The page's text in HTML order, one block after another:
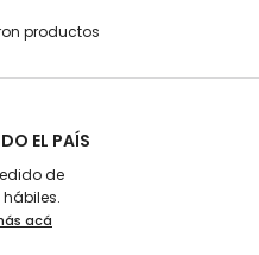
productos
EL PAÍS
de
acá